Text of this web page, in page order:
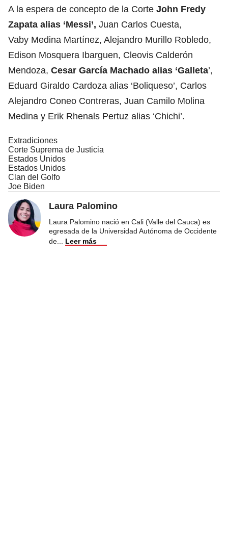
A la espera de concepto de la Corte John Fredy
Zapata alias ‘Messi’, Juan Carlos Cuesta,
Vaby Medina Martínez, Alejandro Murillo Robledo,
Edison Mosquera Ibarguen, Cleovis Calderón
Mendoza, Cesar García Machado alias ‘Galleta’,
Eduard Giraldo Cardoza alias ‘Boliqueso’, Carlos
Alejandro Coneo Contreras, Juan Camilo Molina
Medina y Erik Rhenals Pertuz alias ‘Chichi’.
Extradiciones
Corte Suprema de Justicia
Estados Unidos
Estados Unidos
Clan del Golfo
Joe Biden
Laura Palomino
Laura Palomino nació en Cali (Valle del Cauca) es
egresada de la Universidad Autónoma de Occidente
de
Leer más